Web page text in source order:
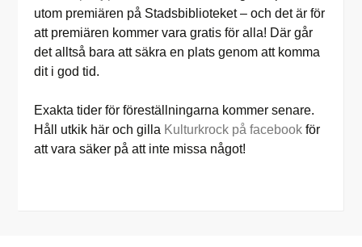
utom premiären på Stadsbiblioteket – och det är för
att premiären kommer vara gratis för alla! Där går
det alltså bara att säkra en plats genom att komma
dit i god tid.
Exakta tider för föreställningarna kommer senare.
Håll utkik här och gilla Kulturkrock på facebook för
att vara säker på att inte missa något!